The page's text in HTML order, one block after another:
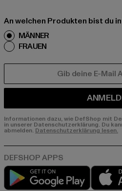
An welchen Produkten bist du
MÄNNER
FRAUEN
Informationen dazu, wie DefShop mit
in unserer Datenschutzerklärung. Du
abmelden. Datenschutzerklärung lesen.
Play